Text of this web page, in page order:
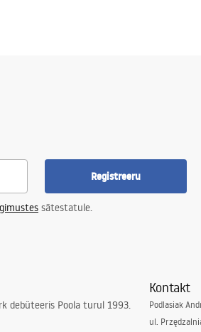
Registreeru
sätestatule.
debüteeris Poola turul 1993.
Kontakt
Podlasiak
ul.